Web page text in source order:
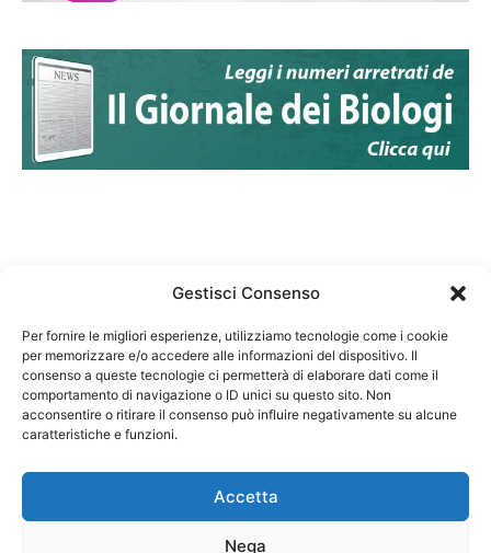
Gestisci Consenso
Per fornire le migliori esperienze, utilizziamo tecnologie come i cookie
per memorizzare e/o accedere alle informazioni del dispositivo. Il
consenso a queste tecnologie ci permetterà di elaborare dati come il
comportamento di navigazione o ID unici su questo sito. Non
acconsentire o ritirare il consenso può influire negativamente su alcune
caratteristiche e funzioni.
Accetta
Nega
Federazione Nazionale Degli Ordini dei Biologi:
codice fiscale 80069130583
Responsabile sito internet www.fnob.it: Vincenzo